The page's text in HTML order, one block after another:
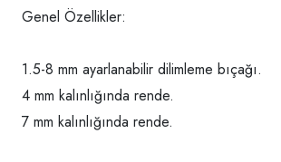
Genel Özellikler:
1.5-8 mm ayarlanabilir dilimleme bıçağı.
4 mm kalınlığında rende.
7 mm kalınlığında rende.